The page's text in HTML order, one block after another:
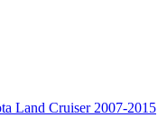
Land Cruiser 2007-2015